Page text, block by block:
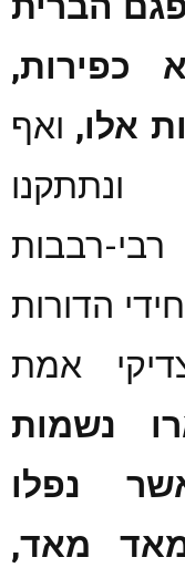
כפירות,
אלו, ואף
רבבות
הדורות
אמת
נשמות
נפלו
מאד,